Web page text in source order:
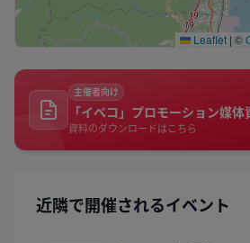
Leaflet | ©
主催者向け
「イベコ」プロモーション媒体
資料のダウンロードはこちら
近隣で開催されるイベント